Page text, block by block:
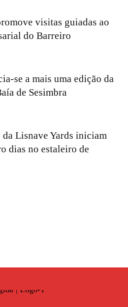
visitas guiadas ao
do Barreiro
se a mais uma edição da
de Sesimbra
da Lisnave Yards iniciam
dias no estaleiro de